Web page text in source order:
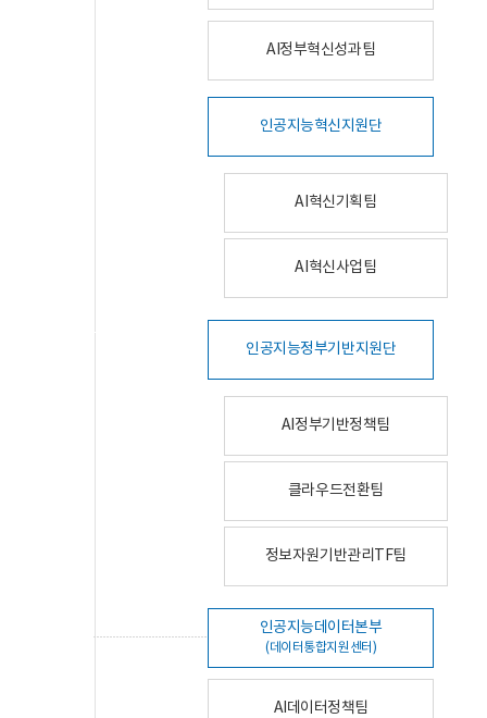
AI정부혁신성과팀
인공지능혁신지원단
AI혁신기획팀
AI혁신사업팀
인공지능정부기반지원단
AI정부기반정책팀
클라우드전환팀
정보자원기반관리TF팀
인공지능데이터본부
(데이터통합지원센터)
AI데이터정책팀